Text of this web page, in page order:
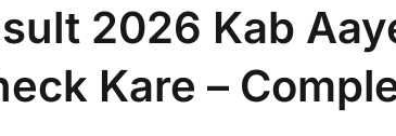
2026 Kab
Kare –